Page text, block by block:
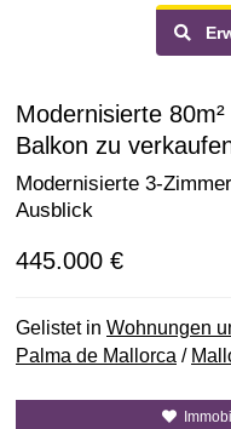
Modernisierte
Balkon zu
Modernisierte 3-
Ausblick
445.000 €
Gelistet in Wohnungen
Palma de Mallorca /